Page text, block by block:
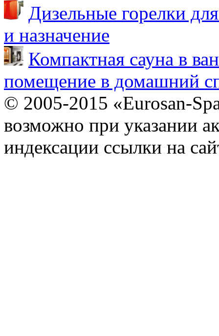
Дизельные горелки
и назначение
Компактная сауна в
помещение в домашний
© 2005-2015 «Eurosan-
возможно при указании
индексации ссылки на